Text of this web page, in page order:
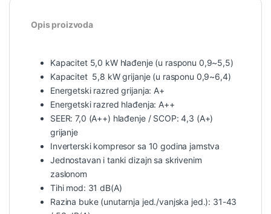
Opis proizvoda
Kapacitet 5,0 kW hlađenje (u rasponu 0,9~5,5)
Kapacitet 5,8 kW grijanje (u rasponu 0,9~6,4)
Energetski razred grijanja: A+
Energetski razred hlađenja: A++
SEER: 7,0 (A++) hlađenje / SCOP: 4,3 (A+)
grijanje
Inverterski kompresor sa 10 godina jamstva
Jednostavan i tanki dizajn sa skrivenim
zaslonom
Tihi mod: 31 dB(A)
Razina buke (unutarnja jed./vanjska jed.): 31-43